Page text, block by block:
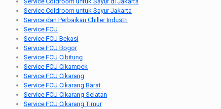
Service Coldroom untuk Sayur Jakarta
Service dan Perbaikan Chiller Industri
Service FCU
Service FCU Bekasi
Service FCU Bogor
Service FCU Cibitung
Service FCU Cikampek
Service FCU Cikarang
Service FCU Cikarang Barat
Service FCU Cikarang Selatan
Service FCU Cikarang Timur